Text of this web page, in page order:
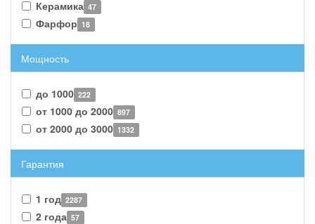
Керамика 47
Фарфор 18
Мощность
до 1000 222
от 1000 до 2000 897
от 2000 до 3000 1332
Гарантия
1 год 2287
2 года 57